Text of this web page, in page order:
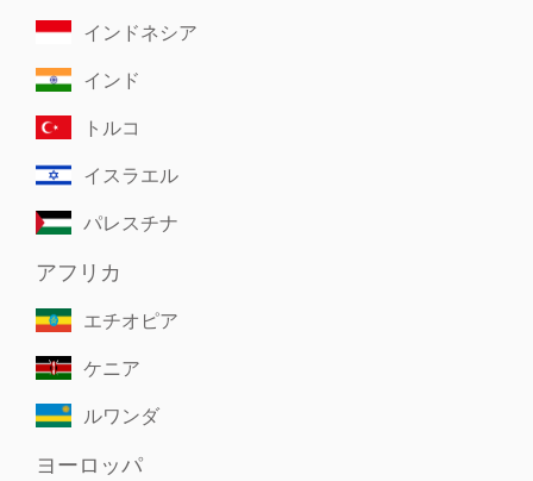
インドネシア
インド
トルコ
イスラエル
パレスチナ
アフリカ
エチオピア
ケニア
ルワンダ
ヨーロッパ